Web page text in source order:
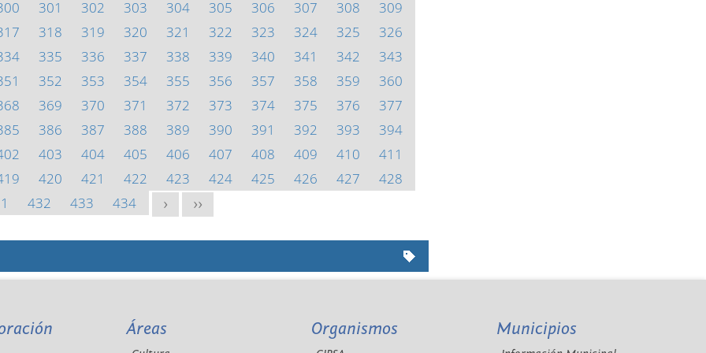
301 302 303 304 305 306 307 308
309
318 319 320 321 322 323 324 325
326
335 336 337 338 339 340 341 342
343
352 353 354 355 356 357 358 359
360
369 370 371 372 373 374 375 376
377
386 387 388 389 390 391 392 393
394
403 404 405 406 407 408 409 410
411
420 421 422 423 424 425 426 427
428
432 433 434 > >>
Áreas Organismos Municipios